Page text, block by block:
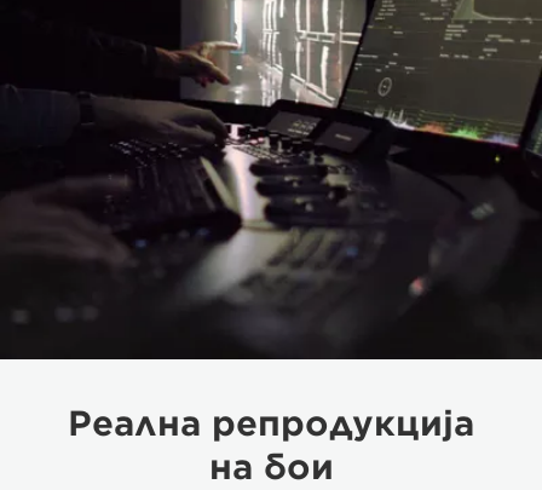
Реална репродукција
на бои